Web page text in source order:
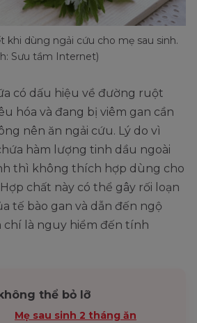
khi dùng ngải cứu cho mẹ sau sinh.
Sưu tầm Internet)
có dấu hiệu về đường ruột
hóa và đang bị viêm gan cần
nên ăn ngải cứu. Lý do vì
hàm lượng tinh dầu ngoài
thì không thích hợp dùng cho
chất này có thể gây rối loạn
tế bào gan và dẫn đến ngộ
chí là nguy hiểm đến tính
thể bỏ lỡ
Mẹ sau sinh 2 tháng ăn